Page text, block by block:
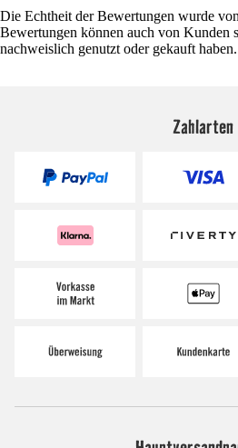
Die Echtheit der Bewertungen wurde
Bewertungen können auch von Kunden
nachweislich genutzt oder gekauft haben.
Zahlarten